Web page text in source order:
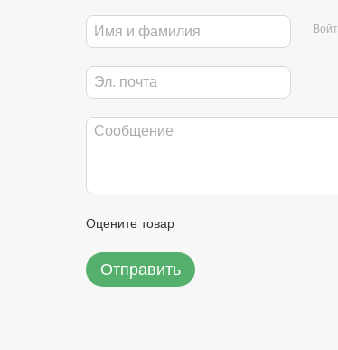
Оцените товар
Отправить